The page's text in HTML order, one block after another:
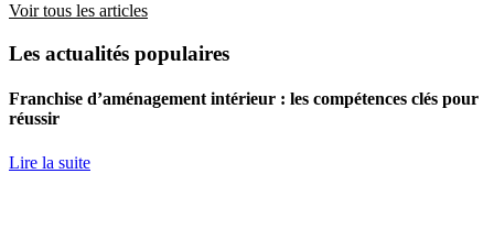
Voir tous les articles
Les actualités populaires
Franchise d’aménagement intérieur : les compétences clés pour
réussir
Lire la suite